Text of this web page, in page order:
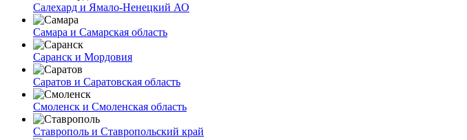
Салехард и Ямало-Ненецкий АО
Самара и Самарская область
Саранск и Мордовия
Саратов и Саратовская область
Смоленск и Смоленская область
Ставрополь и Ставропольский край